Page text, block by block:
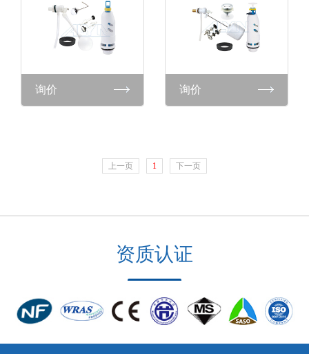
询价 询价
上一页 1 下一页
资质认证